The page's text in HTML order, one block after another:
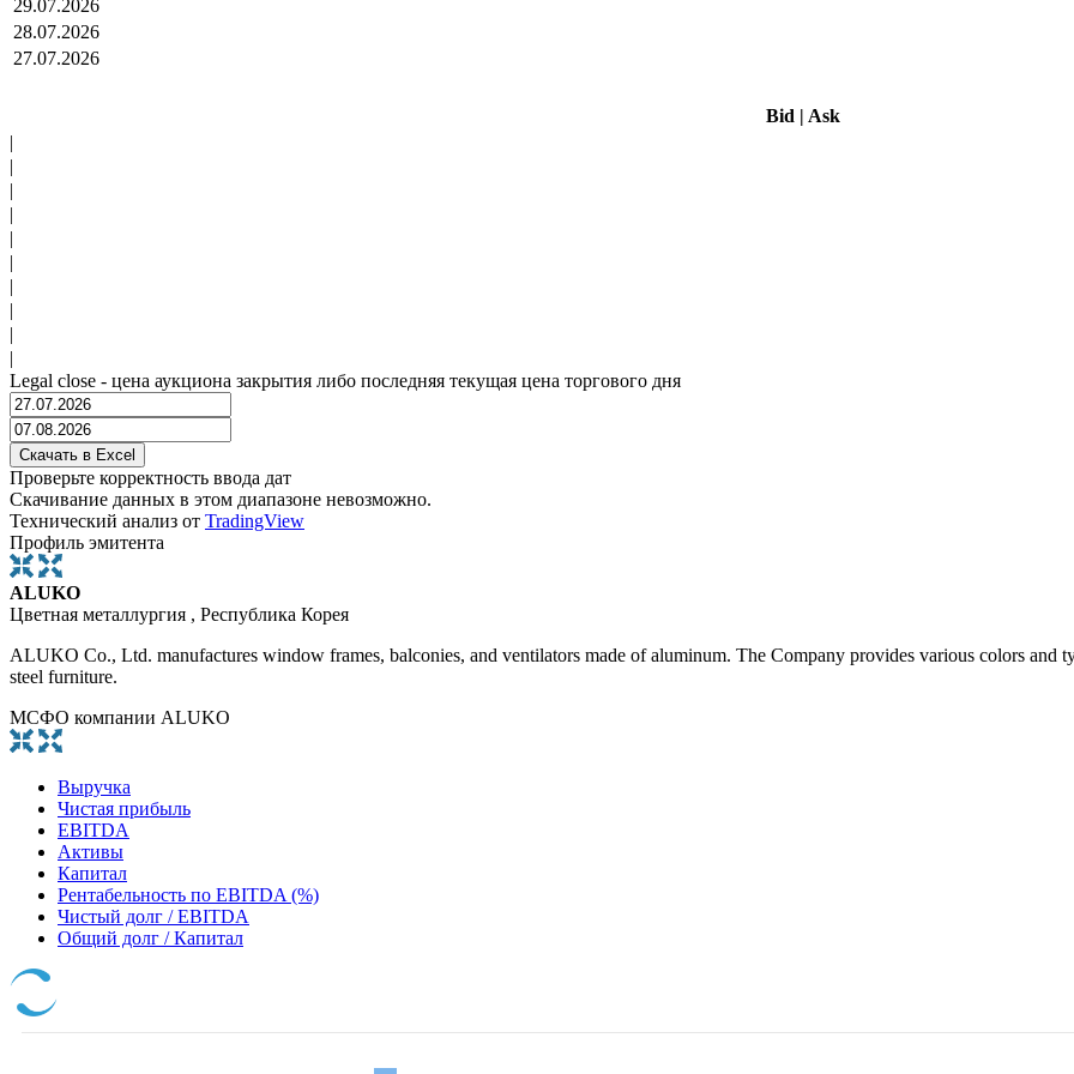
29.07.2026
28.07.2026
27.07.2026
Bid | Ask
|
|
|
|
|
|
|
|
|
|
Legal close - цена аукциона закрытия либо последняя текущая цена торгового дня
Проверьте корректность ввода дат
Скачивание данных в этом диапазоне невозможно.
Технический анализ от TradingView
Профиль эмитента
ALUKO
Цветная металлургия , Республика Корея
ALUKO Co., Ltd. manufactures window frames, balconies, and ventilators made of aluminum. The Company provides various colors and
steel furniture.
МСФО компании ALUKO
Выручка
Чистая прибыль
EBITDA
Активы
Капитал
Рентабельность по EBITDA (%)
Чистый долг / EBITDA
Общий долг / Капитал